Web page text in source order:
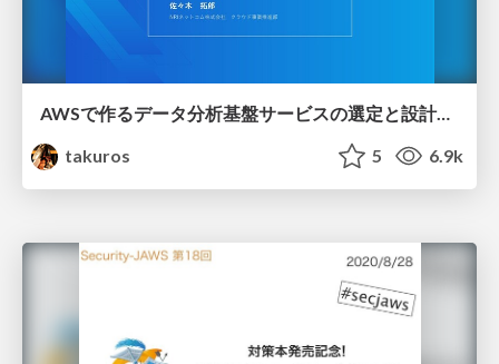
AWSで作るデータ分析基盤サービスの選定と設計のポイント
takuros
5 6.9k